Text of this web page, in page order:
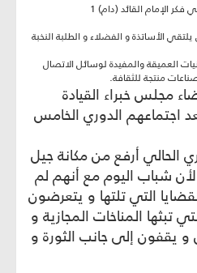
الإمام القائد (دام) 1
الأساتذة و الفضلاء و الطلبة‌ النخبة
العميقة والمفيدة لوسائل الاتصال
منتجة للثقافة.
مجلس خبراء القيادة
اجتماعهم الدوري الخامس
الحالي أرفع من مكانة جيل
شباب اليوم مع أنهم لم
التي تلتها و يتعرضون
تبثها المناخات المجازية و
و يقفون إلى جانب الثورة و